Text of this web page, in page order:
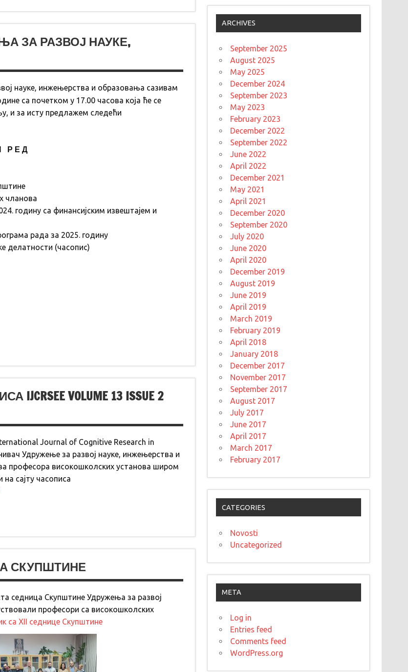
ЗА РАЗВОЈ НАУКЕ,
науке, инжењерства и образовања сазивам
са почетком у 17.00 часова која ће се
и за исту предлажем следећи
Р Е Д
чланова
годину са финансијским извештајем и
рада за 2025. годину
делатности (часопис)
VOLUME 13 ISSUE 2
Journal of Cognitive Research in
Удружење за развој науке, инжењерства и
професора високошколских установа широм
сајту часописа
СКУПШТИНЕ
седница Скупштине Удружења за развој
професори са високошколских
са XII седнице Скупштине
ARCHIVES
September 2025
August 2025
May 2025
December 2024
September 2023
May 2023
February 2023
December 2022
September 2022
June 2022
April 2022
December 2021
May 2021
April 2021
December 2020
September 2020
July 2020
June 2020
April 2020
December 2019
August 2019
June 2019
April 2019
March 2019
February 2019
April 2018
January 2018
December 2017
November 2017
September 2017
August 2017
July 2017
June 2017
April 2017
March 2017
February 2017
CATEGORIES
Novosti
Uncategorized
META
Log in
Entries feed
Comments feed
WordPress.org